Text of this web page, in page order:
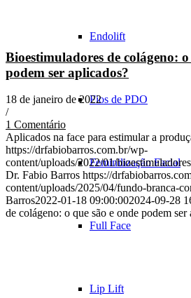
Endolift
Fios de PDO
Feminilização Facial
Full Face
Lip Lift
Bioestimuladores de colágeno:
podem ser aplicados?
18 de janeiro de 2022
/
1 Comentário
Aplicados na face para estimular a
https://drfabiobarros.com.br/wp-
content/uploads/2022/01/
Dr. Fabio Barros https://
content/uploads/2025/04/fundo-branca-
Barros2022-01-18 09:00:002024-09-28
de colágeno: o que são e onde podem ser